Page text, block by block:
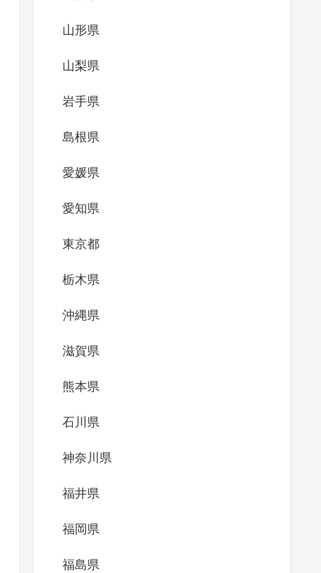
山形県
山梨県
岩手県
島根県
愛媛県
愛知県
東京都
栃木県
沖縄県
滋賀県
熊本県
石川県
神奈川県
福井県
福岡県
福島県